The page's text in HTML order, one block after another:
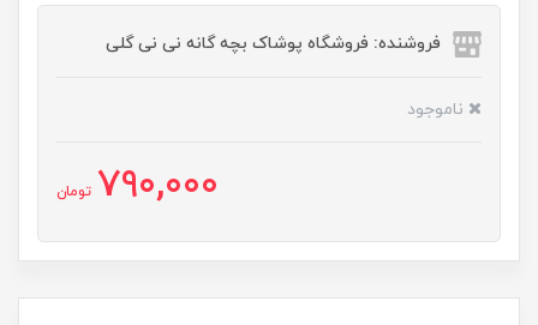
فروشنده: فروشگاه پوشاک بچه گانه نی نی گلی
ناموجود
790,000 تومان